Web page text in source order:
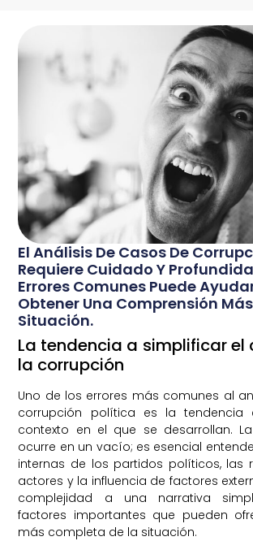
El Análisis De Casos De
Requiere Cuidado Y
Errores Comunes Puede
Obtener Una Comprensión
Situación.
La tendencia a simplificar el
la corrupción
Uno de los errores más comunes al
corrupción política es la tendencia
contexto en el que se desarrollan.
ocurre en un vacío; es esencial
internas de los partidos políticos, las
actores y la influencia de factores
complejidad a una narrativa
factores importantes que pueden
más completa de la situación.